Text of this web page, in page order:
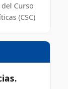
Curso
(CSC)